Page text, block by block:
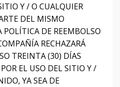
Y / O CUALQUIER
DEL MISMO
DE REEMBOLSO
RECHAZARÁ
TREINTA (30) DÍAS
EL USO DEL SITIO Y /
YA SEA DE